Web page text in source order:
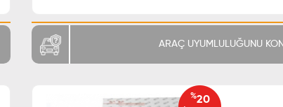
ARAÇ UYUMLULUĞUNU
%20